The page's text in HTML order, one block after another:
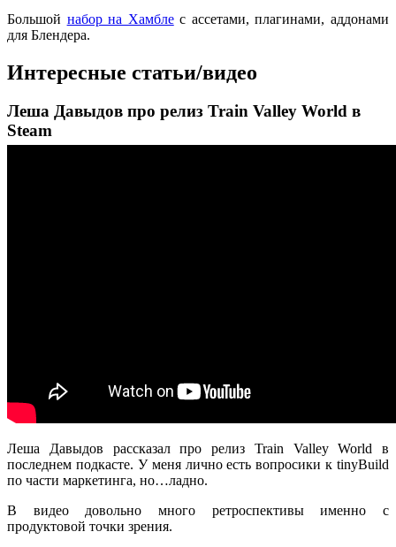
Большой набор на Хамблес ассетами, плагинами, аддонами
для Блендера.
Интересные статьи/видео
Леша Давыдов про релиз Train Valley World в
Steam
Леша Давыдов рассказал про релиз Train Valley World в
последнем подкасте. У меня лично есть вопросики к tinyBuild
по части маркетинга, но…ладно.
В видео довольно много ретроспективы именно с
продуктовой точки зрения.